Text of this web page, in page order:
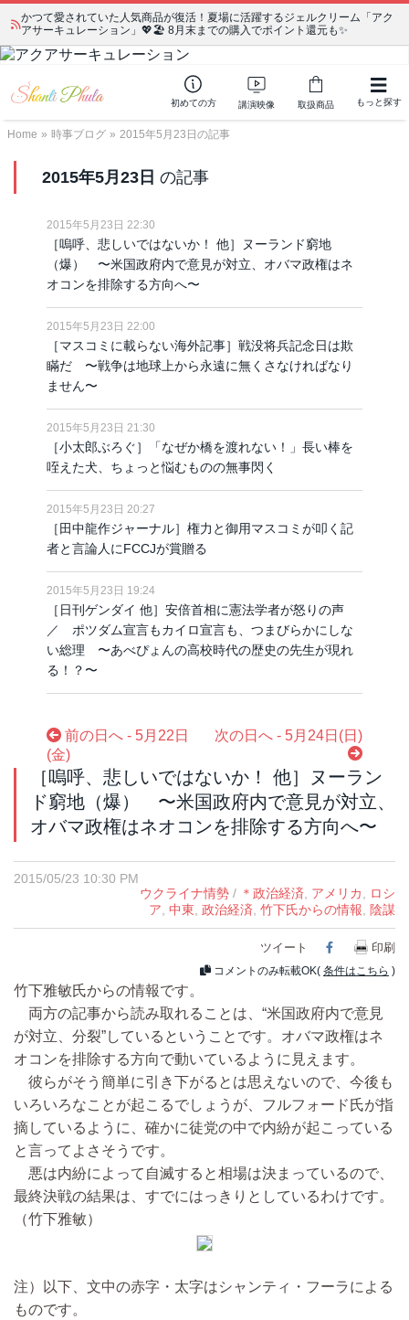
かつて愛されていた人気商品が復活！夏場に活躍するジェルクリーム「アク
アサーキュレーション」💖🏖️ 8月末までの購入でポイント還元も✨
初めての方 講演映像 取扱商品 もっと探す
Home » 時事ブログ » 2015年5月23日の記事
2015年5月23日 の記事
2015年5月23日 22:30
［嗚呼、悲しいではないか！ 他］ヌーランド窮地
（爆） 〜米国政府内で意見が対立、オバマ政権はネ
オコンを排除する方向へ〜
2015年5月23日 22:00
［マスコミに載らない海外記事］戦没将兵記念日は欺
瞞だ 〜戦争は地球上から永遠に無くさなければなり
ません〜
2015年5月23日 21:30
［小太郎ぶろぐ］「なぜか橋を渡れない！」長い棒を
咥えた犬、ちょっと悩むものの無事閃く
2015年5月23日 20:27
［田中龍作ジャーナル］権力と御用マスコミが叩く記
者と言論人にFCCJが賞贈る
2015年5月23日 19:24
［日刊ゲンダイ 他］安倍首相に憲法学者が怒りの声
／ ポツダム宣言もカイロ宣言も、つまびらかにしな
い総理 〜あべぴょんの高校時代の歴史の先生が現れ
る！？〜
前の日へ - 5月22日
(金)
次の日へ - 5月24日(日)
［嗚呼、悲しいではないか！ 他］ヌーラン
ド窮地（爆） 〜米国政府内で意見が対立、
オバマ政権はネオコンを排除する方向へ〜
2015/05/23 10:30 PM
ウクライナ情勢 / ＊政治経済 アメリカ
ロシ
ア 中東 政治経済 竹下氏からの情報 陰謀
ツイート Facebook
印刷
コメントのみ転載OK( 条件はこちら )
竹下雅敏氏からの情報です。
両方の記事から読み取れることは、“米国政府内で意見
が対立、分裂”しているということです。オバマ政権はネ
オコンを排除する方向で動いているように見えます。
彼らがそう簡単に引き下がるとは思えないので、今後も
いろいろなことが起こるでしょうが、フルフォード氏が指
摘しているように、確かに徒党の中で内紛が起こっている
と言ってよさそうです。
悪は内紛によって自滅すると相場は決まっているので、
最終決戦の結果は、すでにはっきりとしているわけです。
（竹下雅敏）
注）以下、文中の赤字・太字はシャンティ・フーラによる
ものです。